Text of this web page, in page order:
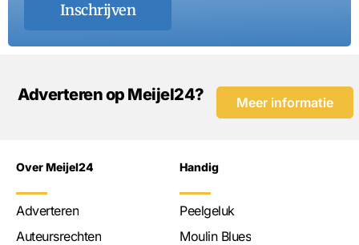
Inschrijven
Adverteren op Meijel24? Meer informatie
Over Meijel24
Adverteren
Auteursrechten
Handig
Peelgeluk
Moulin Blues